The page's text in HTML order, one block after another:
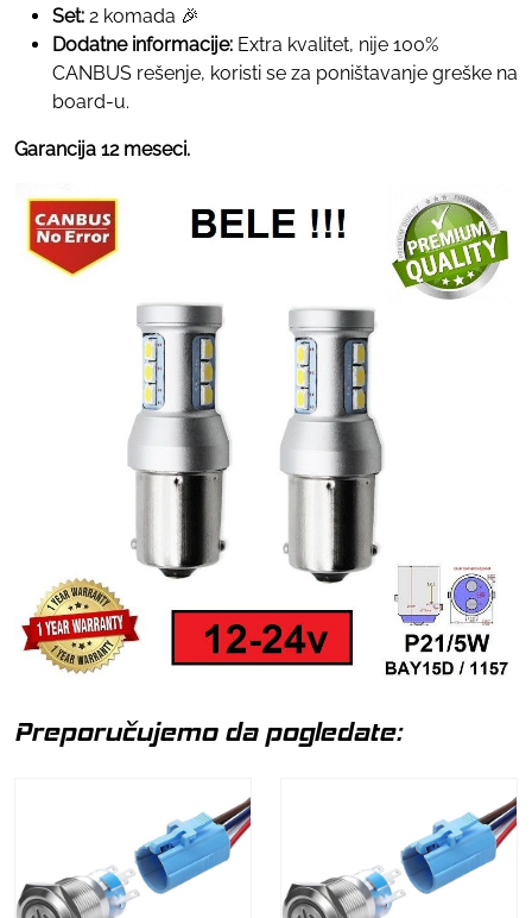
Set: 2 komada 🎉
Dodatne informacije: Extra kvalitet, nije 100%
CANBUS rešenje, koristi se za poništavanje greške na
board-u.
Garancija 12 meseci.
Preporučujemo da pogledate: